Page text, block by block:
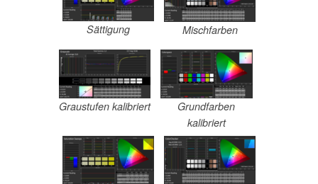
Sättigung Mischfarben
Graustufen kalibriert
Grundfarben
kalibriert